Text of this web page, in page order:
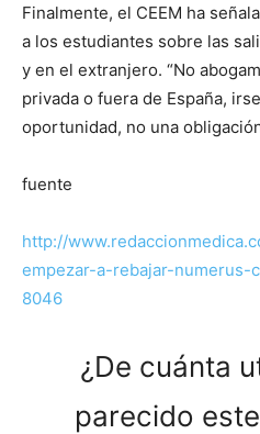
Finalmente, el CEEM ha
a los estudiantes sobre las
y en el extranjero. “No
privada o fuera de España,
oportunidad, no una
fuente
http://
empezar-a-rebajar-numerus-
8046
¿De cuánta
parecido